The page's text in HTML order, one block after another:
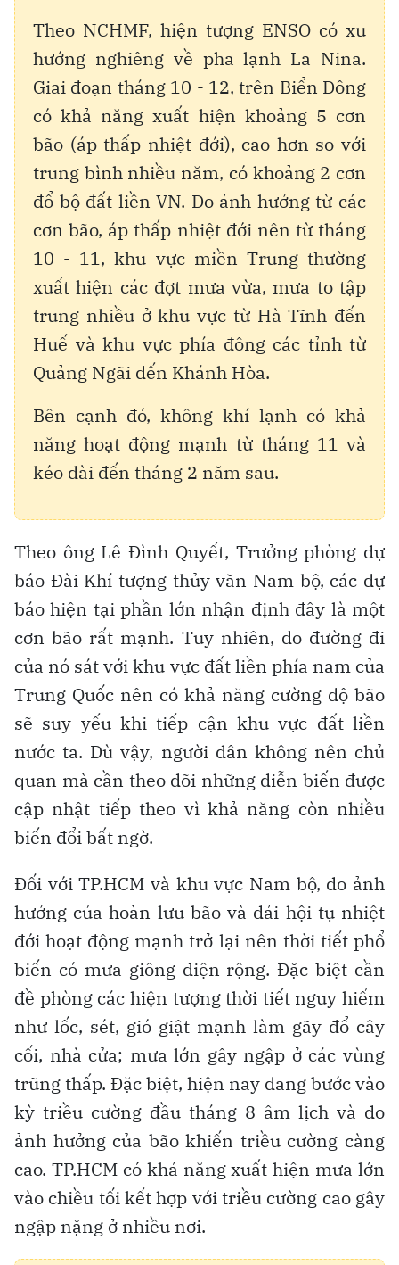
Theo NCHMF, hiện tượng ENSO có xu
hướng nghiêng về pha lạnh La Nina.
Giai đoạn tháng 10 - 12, trên Biển Đông
có khả năng xuất hiện khoảng 5 cơn
bão (áp thấp nhiệt đới), cao hơn so với
trung bình nhiều năm, có khoảng 2 cơn
đổ bộ đất liền VN. Do ảnh hưởng từ các
cơn bão, áp thấp nhiệt đới nên từ tháng
10 - 11, khu vực miền Trung thường
xuất hiện các đợt mưa vừa, mưa to tập
trung nhiều ở khu vực từ Hà Tĩnh đến
Huế và khu vực phía đông các tỉnh từ
Quảng Ngãi đến Khánh Hòa.
Bên cạnh đó, không khí lạnh có khả
năng hoạt động mạnh từ tháng 11 và
kéo dài đến tháng 2 năm sau.
Theo ông Lê Đình Quyết, Trưởng phòng dự
báo Đài Khí tượng thủy văn Nam bộ, các dự
báo hiện tại phần lớn nhận định đây là một
cơn bão rất mạnh. Tuy nhiên, do đường đi
của nó sát với khu vực đất liền phía nam của
Trung Quốc nên có khả năng cường độ bão
sẽ suy yếu khi tiếp cận khu vực đất liền
nước ta. Dù vậy, người dân không nên chủ
quan mà cần theo dõi những diễn biến được
cập nhật tiếp theo vì khả năng còn nhiều
biến đổi bất ngờ.
Đối với TP.HCM và khu vực Nam bộ, do ảnh
hưởng của hoàn lưu bão và dải hội tụ nhiệt
đới hoạt động mạnh trở lại nên thời tiết phổ
biến có mưa giông diện rộng. Đặc biệt cần
đề phòng các hiện tượng thời tiết nguy hiểm
như lốc, sét, gió giật mạnh làm gãy đổ cây
cối, nhà cửa; mưa lớn gây ngập ở các vùng
trũng thấp. Đặc biệt, hiện nay đang bước vào
kỳ triều cường đầu tháng 8 âm lịch và do
ảnh hưởng của bão khiến triều cường càng
cao. TP.HCM có khả năng xuất hiện mưa lớn
vào chiều tối kết hợp với triều cường cao gây
ngập nặng ở nhiều nơi.